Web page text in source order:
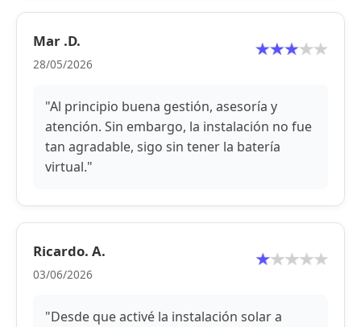
Mar .D.
28/05/2026
"Al principio buena gestión, asesoría y
atención. Sin embargo, la instalación no fue
tan agradable, sigo sin tener la batería
virtual."
Ricardo. A.
03/06/2026
"Desde que activé la instalación solar a